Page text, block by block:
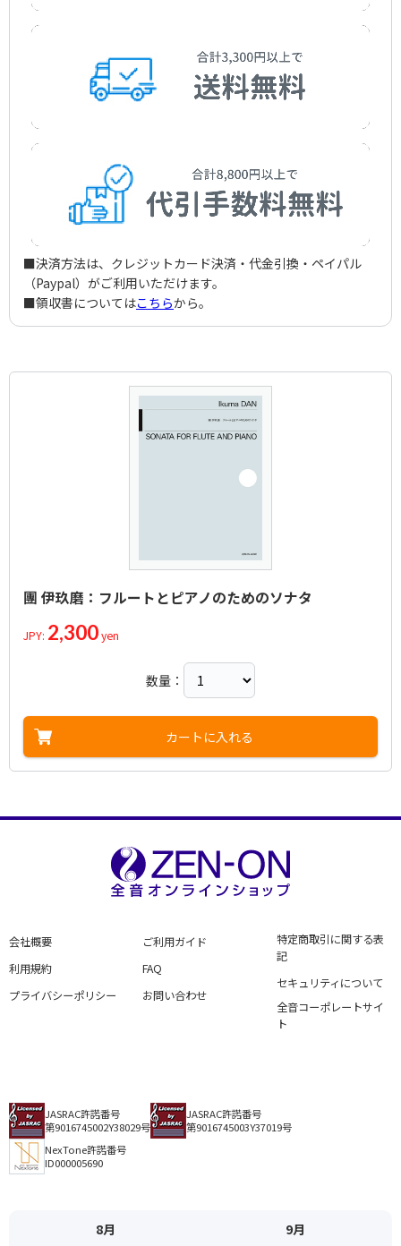
■決済方法は、クレジットカード決済・代金引換・ペイパル
（Paypal）がご利用いただけます。
■領収書についてはこちらから。
團 伊玖磨：フルートとピアノのためのソナタ
JPY: 2,300yen
数量：
カートに入れる
会社概要
利用規約
プライバシーポリシー
ご利用ガイド
FAQ
お問い合わせ
特定商取引に関する表
記
セキュリティについて
全音コーポレートサイ
ト
JASRAC許諾番号
第9016745002Y38029号
JASRAC許諾番号
第9016745003Y37019号
NexTone許諾番号
ID000005690
8月 9月